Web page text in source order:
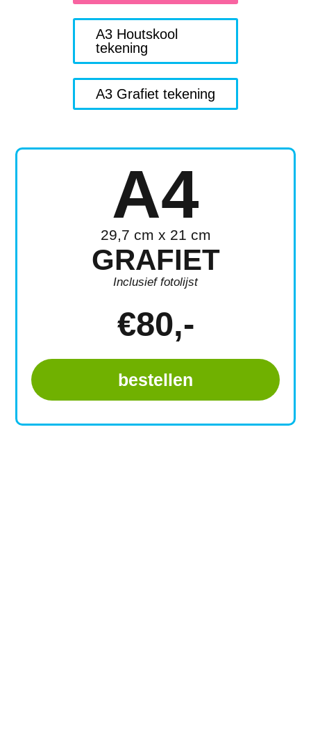
A3 Houtskool
tekening
A3 Grafiet tekening
A4
29,7 cm x 21 cm
GRAFIET
Inclusief fotolijst
€80,-
bestellen